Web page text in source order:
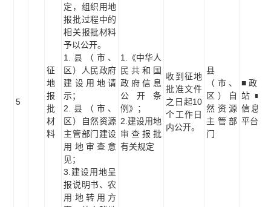
5
征
地
报
批
材
料
定，组织用地
报批过程中的
相关报批材料
予以公开。
1.县（市、
区）人民政府
建设用地请
示；
2.县（市、
区）自然资源
主管部门建设
用地审查意
见；
3.建设用地呈
报说明书、农
用地转用方
1.《中华人
民共和国
政府信息
公开条
例》；
2.建设用地
审查报批
有关规定
收到征地
批准文件
之日起10
个工作日
内公开。
县
（市、
区）自
然资源
主管部
门
■政府
站 ■征
信息
平台